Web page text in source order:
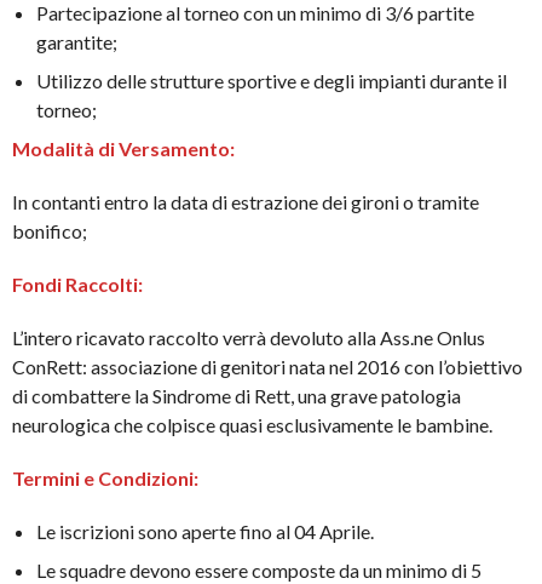
Partecipazione al torneo con un minimo di 3/6 partite
garantite;
Utilizzo delle strutture sportive e degli impianti durante il
torneo;
Modalità di Versamento:
In contanti entro la data di estrazione dei gironi o tramite
bonifico;
Fondi Raccolti:
L’intero ricavato raccolto verrà devoluto alla Ass.ne Onlus
ConRett: associazione di genitori nata nel 2016 con l’obiettivo
di combattere la Sindrome di Rett, una grave patologia
neurologica che colpisce quasi esclusivamente le bambine.
Termini e Condizioni:
Le iscrizioni sono aperte fino al 04 Aprile.
Le squadre devono essere composte da un minimo di 5